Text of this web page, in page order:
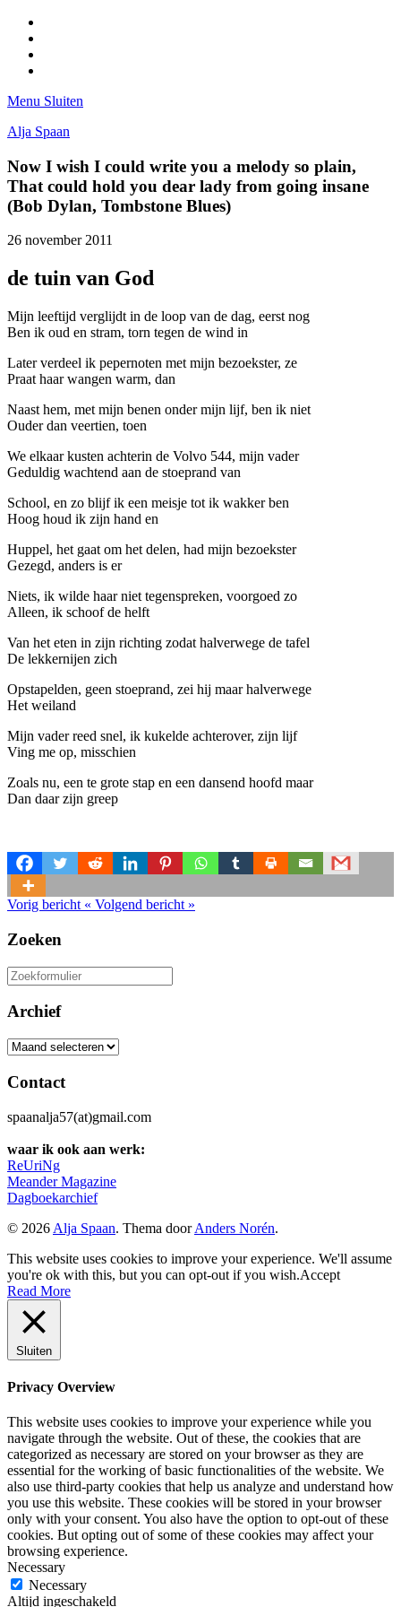
Menu Sluiten
Alja Spaan
Now I wish I could write you a melody so plain,
That could hold you dear lady from going insane
(Bob Dylan, Tombstone Blues)
26 november 2011
de tuin van God
Mijn leeftijd verglijdt in de loop van de dag, eerst nog
Ben ik oud en stram, torn tegen de wind in
Later verdeel ik pepernoten met mijn bezoekster, ze
Praat haar wangen warm, dan
Naast hem, met mijn benen onder mijn lijf, ben ik niet
Ouder dan veertien, toen
We elkaar kusten achterin de Volvo 544, mijn vader
Geduldig wachtend aan de stoeprand van
School, en zo blijf ik een meisje tot ik wakker ben
Hoog houd ik zijn hand en
Huppel, het gaat om het delen, had mijn bezoekster
Gezegd, anders is er
Niets, ik wilde haar niet tegenspreken, voorgoed zo
Alleen, ik schoof de helft
Van het eten in zijn richting zodat halverwege de tafel
De lekkernijen zich
Opstapelden, geen stoeprand, zei hij maar halverwege
Het weiland
Mijn vader reed snel, ik kukelde achterover, zijn lijf
Ving me op, misschien
Zoals nu, een te grote stap en een dansend hoofd maar
Dan daar zijn greep
Vorig bericht « Volgend bericht »
Zoeken
Zoeken
naar:
Archief
Archief
Contact
spaanalja57(at)gmail.com
waar ik ook aan werk:
ReUriNg
Meander Magazine
Dagboekarchief
© 2026 Alja Spaan. Thema doorAnders Norén.
This website uses cookies to improve your experience. We'll assume
you're ok with this, but you can opt-out if you wish.Accept
Read More
Sluiten
Privacy Overview
This website uses cookies to improve your experience while you
navigate through the website. Out of these, the cookies that are
categorized as necessary are stored on your browser as they are
essential for the working of basic functionalities of the website. We
also use third-party cookies that help us analyze and understand how
you use this website. These cookies will be stored in your browser
only with your consent. You also have the option to opt-out of these
cookies. But opting out of some of these cookies may affect your
browsing experience.
Necessary
Necessary
Altijd ingeschakeld